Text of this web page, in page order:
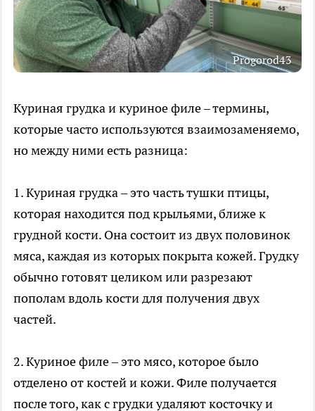
Progorod43
Куриная грудка и куриное филе – термины,
которые часто используются взаимозаменяемо,
но между ними есть разница:
1. Куриная грудка – это часть тушки птицы,
которая находится под крыльями, ближе к
грудной кости. Она состоит из двух половинок
мяса, каждая из которых покрыта кожей. Грудку
обычно готовят целиком или разрезают
пополам вдоль кости для получения двух
частей.
2. Куриное филе – это мясо, которое было
отделено от костей и кожи. Филе получается
после того, как с грудки удаляют косточку и